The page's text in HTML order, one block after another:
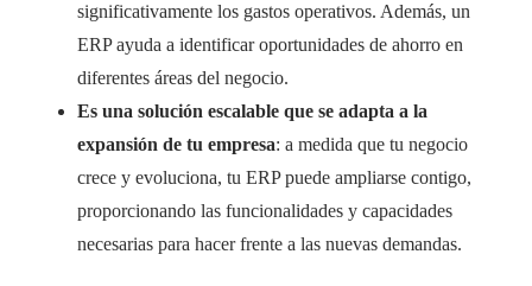
significativamente los gastos operativos. Además, un
ERP ayuda a identificar oportunidades de ahorro en
diferentes áreas del negocio.
Es una solución escalable que se adapta a la
expansión de tu empresa: a medida que tu negocio
crece y evoluciona, tu ERP puede ampliarse contigo,
proporcionando las funcionalidades y capacidades
necesarias para hacer frente a las nuevas demandas.